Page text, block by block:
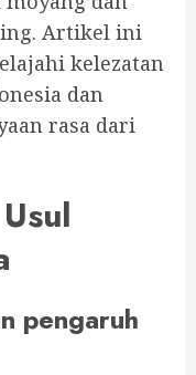
Artikel ini
kelezatan
dan
rasa dari
pengaruh